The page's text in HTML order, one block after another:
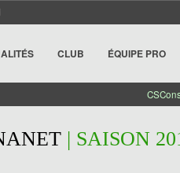
CLUB ÉQUIPE PRO
| SAISON